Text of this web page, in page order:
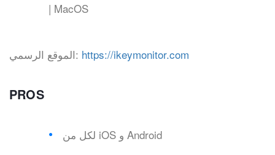
| MacOS
الموقع الرسمي: https://ikeymonitor.com
PROS
لكل من iOS و Android